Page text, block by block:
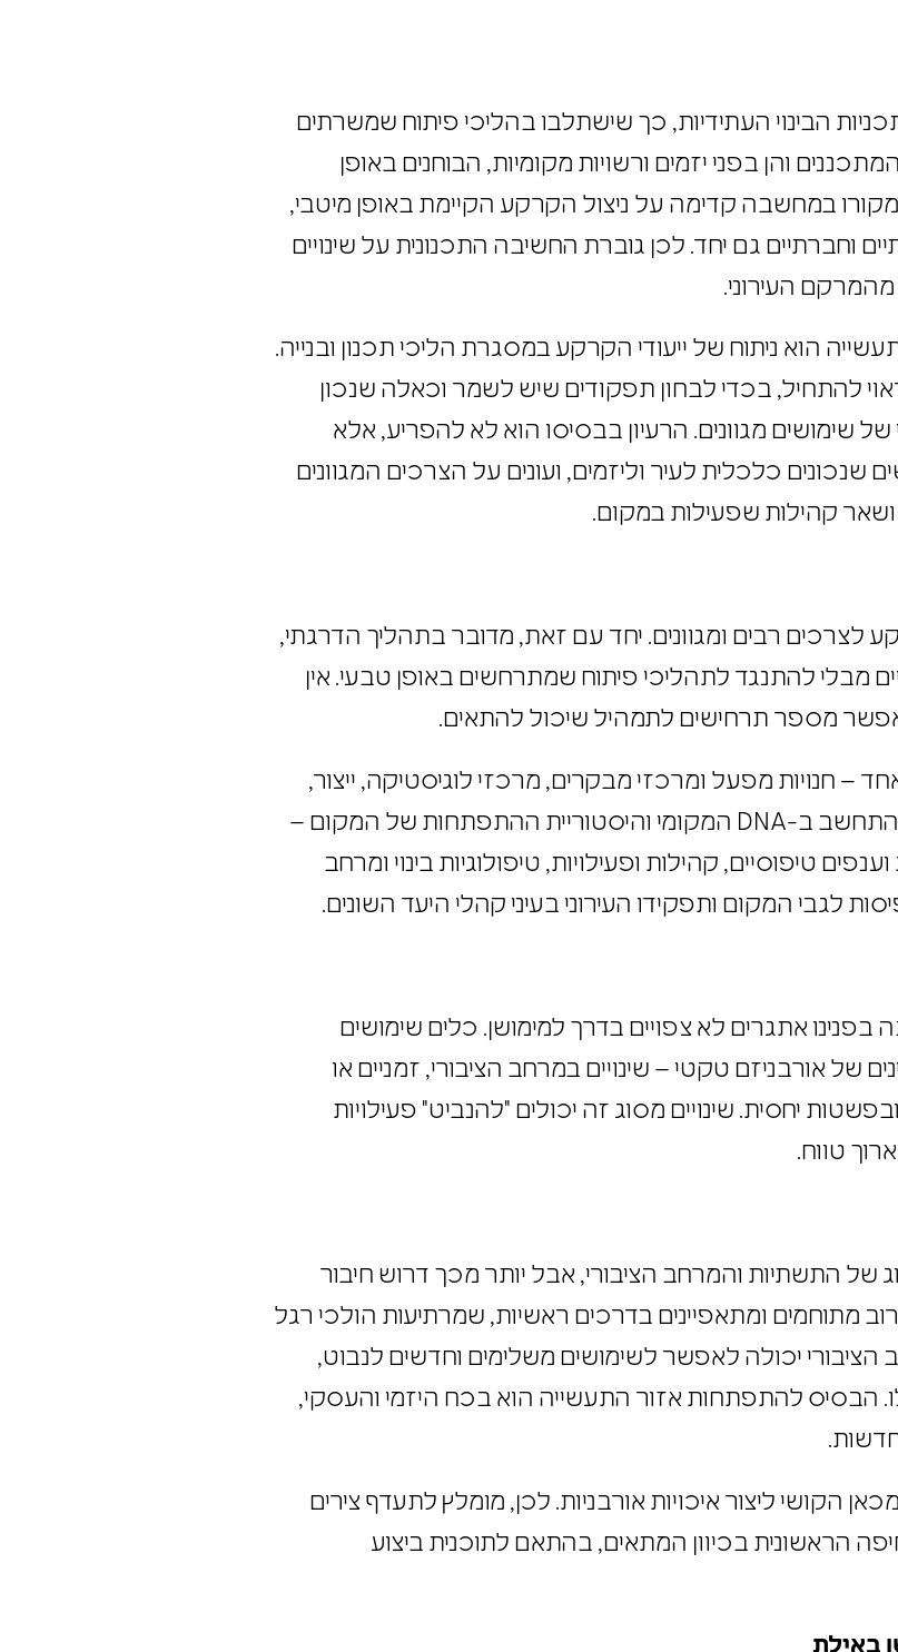
הבינוי העתידיות, כך שישתלבו בהליכי פיתוח שמשרתים
והן בפני יזמים ורשויות מקומיות, הבוחנים באופן
במחשבה קדימה על ניצול הקרקע הקיימת באופן מיטבי,
וחברתיים גם יחד. לכן גוברת החשיבה התכנונית על שינויים
העירוני.
הוא ניתוח של ייעודי הקרקע במסגרת הליכי תכנון ובנייה.
להתחיל, בכדי לבחון תפקודים שיש לשמר וכאלה שנכון
שימושים מגוונים. הרעיון בבסיסו הוא לא להפריע, אלא
שנכונים כלכלית לעיר וליזמים, ועונים על הצרכים המגוונים
קהילות שפעילות במקום.
לצרכים רבים ומגוונים. יחד עם זאת, מדובר בתהליך הדרגתי,
מבלי להתנגד לתהליכי פיתוח שמתרחשים באופן טבעי. אין
מספר תרחישים לתמהיל שיכול להתאים.
– חנויות מפעל ומרכזי מבקרים, מרכזי לוגיסטיקה, ייצור,
בתי תוכנה, בתי מלאכה ועוד. התמהיל המדויק צריך להתחשב ב-DNA המקומי והיסטוריית ההתפתחות של המקום –
טיפוסיים, קהילות ופעילויות, טיפולוגיות בינוי ומרחב
לגבי המקום ותפקידו העירוני בעיני קהלי היעד השונים.
בפנינו אתגרים לא צפויים בדרך למימושן. כלים שימושים
של אורבניזם טקטי – שינויים במרחב הציבורי, זמניים או
יחסית. שינויים מסוג זה יכולים "להנביט" פעילויות
טווח.
של התשתיות והמרחב הציבורי, אבל יותר מכך דרוש חיבור
לרוב מתוחמים ומתאפיינים בדרכים ראשיות, שמרתיעות הולכי רגל
הציבורי יכולה לאפשר לשימושים משלימים וחדשים לנבוט,
הבסיס להתפתחות אזור התעשייה הוא בכח היזמי והעסקי,
חדשות.
הקושי ליצור איכויות אורבניות. לכן, מומלץ לתעדף צירים
הראשונית בכיוון המתאים, בהתאם לתוכנית ביצוע